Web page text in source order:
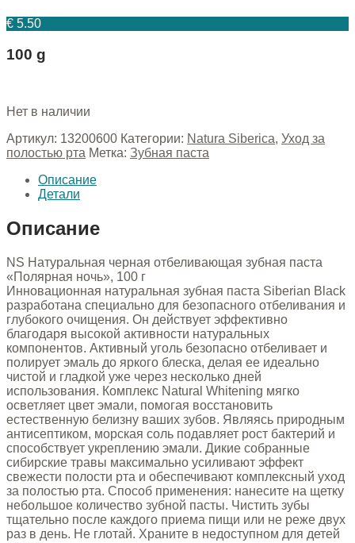
€ 5.50
100 g
Нет в наличии
Артикул: 13200600 Категории: Natura Siberica, Уход за
полостью рта Метка: Зубная паста
Описание
Детали
Описание
NS Натуральная черная отбеливающая зубная паста
«Полярная ночь», 100 г
Инновационная натуральная зубная паста Siberian Black
разработана специально для безопасного отбеливания и
глубокого очищения. Он действует эффективно
благодаря высокой активности натуральных
компонентов. Активный уголь безопасно отбеливает и
полирует эмаль до яркого блеска, делая ее идеально
чистой и гладкой уже через несколько дней
использования. Комплекс Natural Whitening мягко
осветляет цвет эмали, помогая восстановить
естественную белизну ваших зубов. Являясь природным
антисептиком, морская соль подавляет рост бактерий и
способствует укреплению эмали. Дикие собранные
сибирские травы максимально усиливают эффект
свежести полости рта и обеспечивают комплексный уход
за полостью рта. Способ применения: нанесите на щетку
небольшое количество зубной пасты. Чистить зубы
тщательно после каждого приема пищи или не реже двух
раз в день. Не глотай. Храните в недоступном для детей